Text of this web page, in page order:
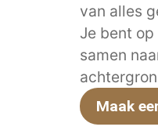
van alles
Je bent
samen
Maak